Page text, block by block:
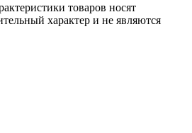
товаров носят
характер и не являются